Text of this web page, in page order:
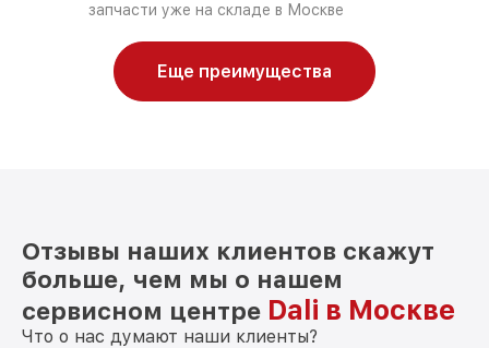
запчасти уже на складе в Москве
Еще преимущества
Отзывы наших клиентов скажут
больше, чем мы о нашем
сервисном центре Dali в Москве
Что о нас думают наши клиенты?